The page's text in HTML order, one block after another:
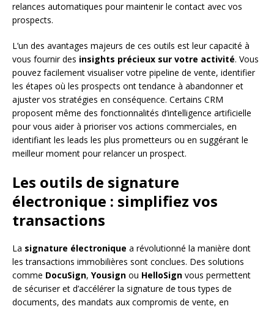
relances automatiques pour maintenir le contact avec vos
prospects.
L’un des avantages majeurs de ces outils est leur capacité à
vous fournir des insights précieux sur votre activité. Vous
pouvez facilement visualiser votre pipeline de vente, identifier
les étapes où les prospects ont tendance à abandonner et
ajuster vos stratégies en conséquence. Certains CRM
proposent même des fonctionnalités d’intelligence artificielle
pour vous aider à prioriser vos actions commerciales, en
identifiant les leads les plus prometteurs ou en suggérant le
meilleur moment pour relancer un prospect.
Les outils de signature
électronique : simplifiez vos
transactions
La signature électronique a révolutionné la manière dont
les transactions immobilières sont conclues. Des solutions
comme DocuSign, Yousign ou HelloSign vous permettent
de sécuriser et d’accélérer la signature de tous types de
documents, des mandats aux compromis de vente, en